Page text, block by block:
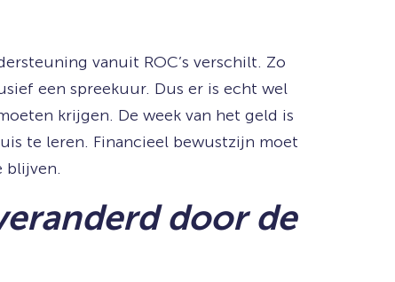
vanuit ROC’s verschilt. Zo
een spreekuur. Dus er is echt wel
krijgen. De week van het geld is
te leren. Financieel bewustzijn moet
blijven.
door de